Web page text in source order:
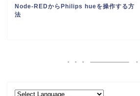
Node-REDからPhilips hueを操作する方
法